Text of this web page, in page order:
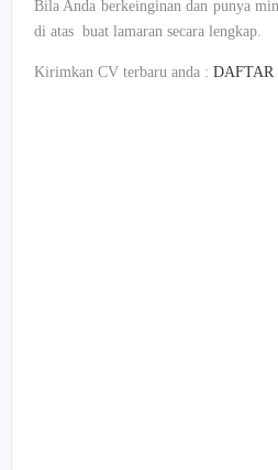
Bila Anda berkeinginan dan punya
di atas buat lamaran secara lengkap.
Kirimkan CV terbaru anda : DAFTAR